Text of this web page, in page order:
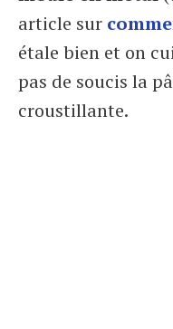
article sur
étale bien et on
pas de soucis la
croustillante.